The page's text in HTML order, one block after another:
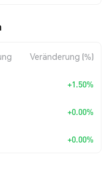
Veränderung (%)
+1.50%
+0.00%
+0.00%